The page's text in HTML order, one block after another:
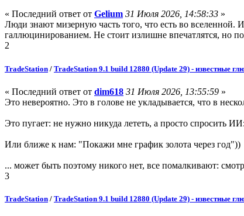
« Последний ответ от Gelium 31 Июля 2026, 14:58:33 »
Люди знают мизерную часть того, что есть во
галлюцинированием. Не стоит излишне впечатлятся, но
2
TradeStation / TradeStation 9.1 build 12880 (Update 29) - известные
« Последний ответ от dim618 31 Июля 2026, 13:55:59 »
Это невероятно. Это в голове не укладывается, что в
Это пугает: не нужно никуда лететь, а просто
Или ближе к нам: "Покажи мне график золота через год"))
... может быть поэтому никого нет, все помалкивают:
3
TradeStation / TradeStation 9.1 build 12880 (Update 29) - известные